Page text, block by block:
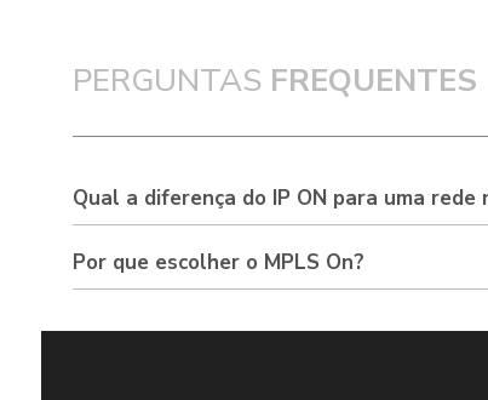
PERGUNTAS FREQUENTES
Qual a diferença do IP ON para uma rede
Por que escolher o MPLS On?